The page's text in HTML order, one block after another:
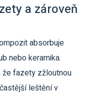
a zároveň
absorbuje
nebo keramika.
že fazety zžloutnou
leštění v